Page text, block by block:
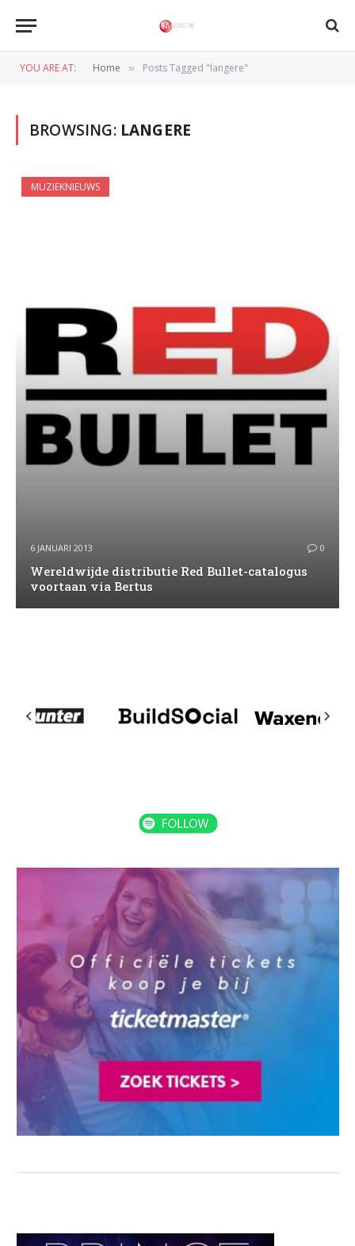
YOU ARE AT: Home » Posts Tagged "langere"
BROWSING: LANGERE
MUZIEKNIEUWS
6 JANUARI 2013 0
Wereldwijde distributie Red Bullet-catalogus
voortaan via Bertus